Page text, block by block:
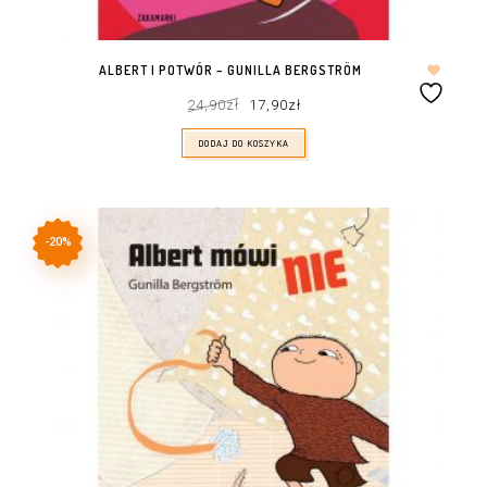
ALBERT I POTWÓR – GUNILLA BERGSTRÖM
24,90zł cena
wynosiła:
24,90zł.
17,90złcena
17,90zł.
DODAJ DO KOSZYKA
-20%